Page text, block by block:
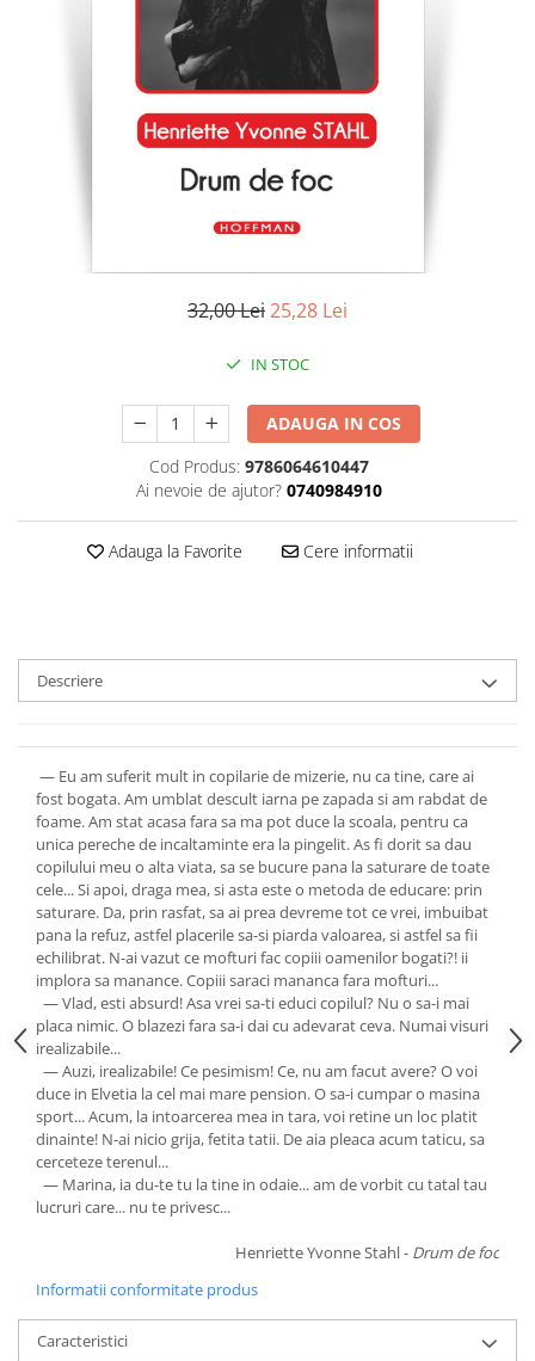
Contemporana
Sociologie si filozofie
32,00 Lei25,28 Lei
IN STOC
ADAUGA IN COS
Cod Produs: 9786064610447
Ai nevoie de ajutor? 0740984910
Adauga la Favorite Cere informatii
Descriere
— Eu am suferit mult in copilarie de mizerie, nu ca tine, care ai
fost bogata. Am umblat descult iarna pe zapada si am rabdat de
foame. Am stat acasa fara sa ma pot duce la scoala, pentru ca
unica pereche de incaltaminte era la pingelit. As fi dorit sa dau
copilului meu o alta viata, sa se bucure pana la saturare de toate
cele... Si apoi, draga mea, si asta este o metoda de educare: prin
saturare. Da, prin rasfat, sa ai prea devreme tot ce vrei, imbuibat
pana la refuz, astfel placerile sa-si piarda valoarea, si astfel sa fii
echilibrat. N-ai vazut ce mofturi fac copiii oamenilor bogati?! ii
implora sa manance. Copiii saraci mananca fara mofturi...
— Vlad, esti absurd! Asa vrei sa-ti educi copilul? Nu o sa-i mai
placa nimic. O blazezi fara sa-i dai cu adevarat ceva. Numai visuri
irealizabile...
— Auzi, irealizabile! Ce pesimism! Ce, nu am facut avere? O voi
duce in Elvetia la cel mai mare pension. O sa-i cumpar o masina
sport... Acum, la intoarcerea mea in tara, voi retine un loc platit
dinainte! N-ai nicio grija, fetita tatii. De aia pleaca acum taticu, sa
cerceteze terenul...
— Marina, ia du-te tu la tine in odaie... am de vorbit cu tatal tau
lucruri care... nu te privesc...
Henriette Yvonne Stahl - Drum de foc
Informatii conformitate produs
Caracteristici